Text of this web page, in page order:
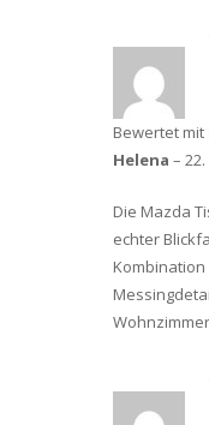
Bewertet mit
Helena –
Die Mazda
echter